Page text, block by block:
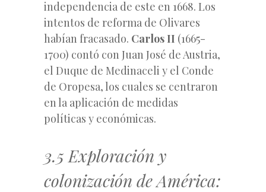
independencia de este en 1668. Los
intentos de reforma de Olivares
habían fracasado. Carlos II (1665-
1700) contó con Juan José de Austria,
el Duque de Medinaceli y el Conde
de Oropesa, los cuales se centraron
en la aplicación de medidas
políticas y económicas.
3.5 Exploración y
colonización de América: